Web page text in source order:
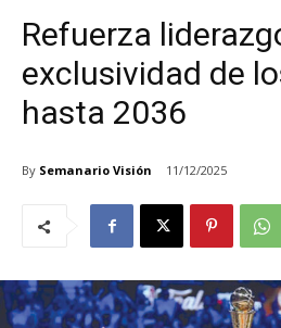
Refuerza
exclusividad de
hasta 2036
By Semanario Visión 11/12/2025